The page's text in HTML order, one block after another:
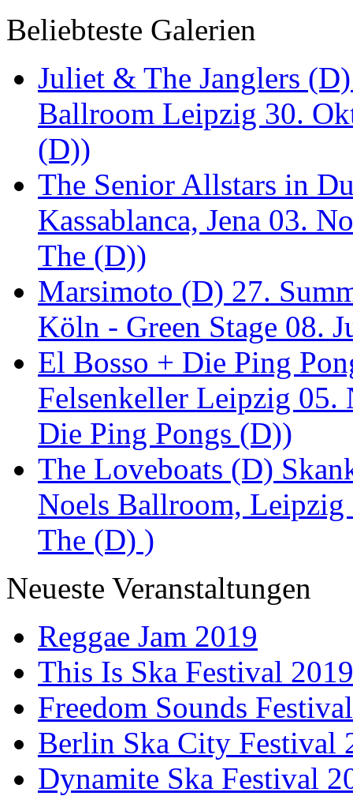
Beliebteste Galerien
Juliet & The Janglers
Ballroom Leipzig 30.
(D))
The Senior Allstars in
Kassablanca, Jena 03.
The (D))
Marsimoto (D) 27.
Köln - Green Stage 08.
El Bosso + Die Ping
Felsenkeller Leipzig
Die Ping Pongs (D))
The Loveboats (D)
Noels Ballroom, Leipzig
The (D) )
Neueste Veranstaltungen
Reggae Jam 2019
This Is Ska Festival 2019
Freedom Sounds
Berlin Ska City Festival
Dynamite Ska Festival